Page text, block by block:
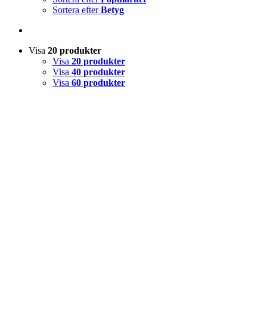
Sortera efterBetyg
Visa 20 produkter
Visa 20 produkter
Visa 40 produkter
Visa 60 produkter